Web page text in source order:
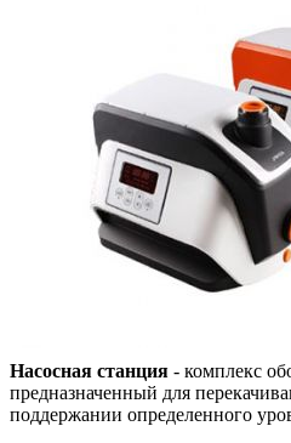
Насосная станция - комплекс
предназначенный для
поддержании определенного